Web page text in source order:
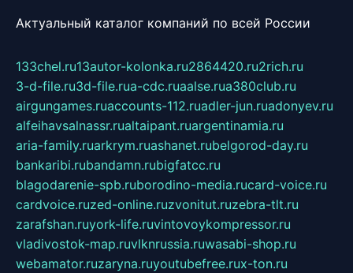
Актуальный каталог компаний по всей России
133chel.ru13autor-kolonka.ru2864420.ru2rich.ru
3-d-file.ru3d-file.rua-cdc.ruaalse.rua380club.ru
airgungames.ruaccounts-112.ruadler-jun.ruadonyev.ru
alfeihavsalnassr.rualtaipant.ruargentinamia.ru
aria-family.ruarkrym.ruashanet.rubelgorod-day.ru
bankaribi.rubandamn.rubigfatcc.ru
blagodarenie-spb.ruborodino-media.rucard-voice.ru
cardvoice.ruzed-online.ruzvonitut.ruzebra-tlt.ru
zarafshan.ruyork-life.ruvintovoykompressor.ru
vladivostok-map.ruvlknrussia.ruwasabi-shop.ru
webamator.ruzaryna.ruyoutubefree.rux-ton.ru